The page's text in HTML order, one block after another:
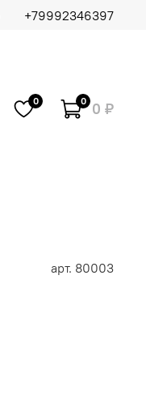
+79992346397
0 0 0 ₽
арт. 80003